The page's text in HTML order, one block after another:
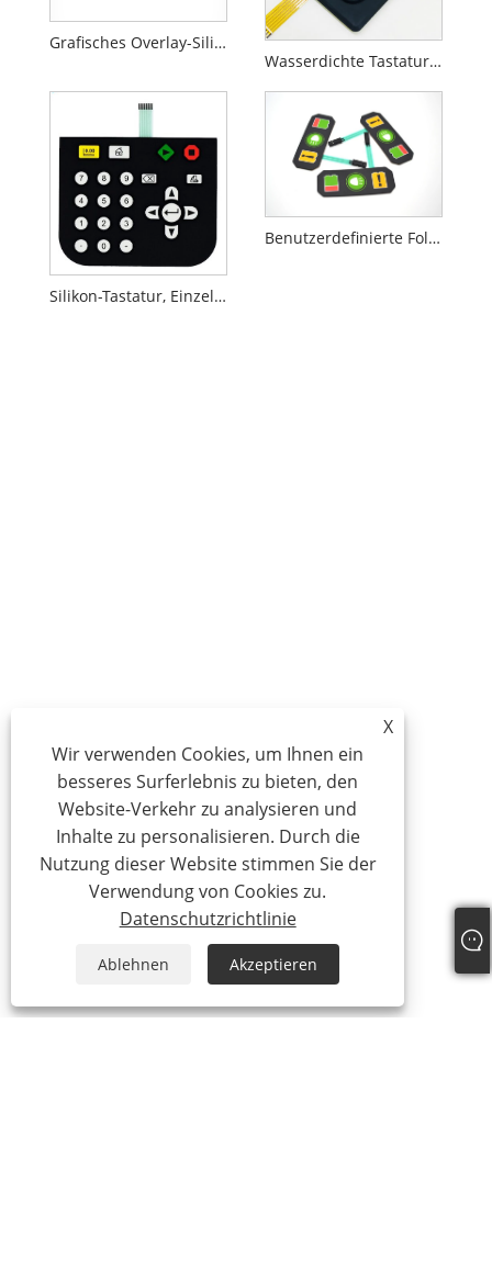
Grafisches Overlay-Silikon
Wasserdichte Tastatur aus Silikonkautschuk-PVC-Folie
Silikon-Tastatur, Einzelpanel, Spielzeugherstellung, Maschinenmodul, Membranschalter
Benutzerdefinierte Folientastatur
X
Wir verwenden Cookies, um Ihnen ein
besseres Surferlebnis zu bieten, den
Website-Verkehr zu analysieren und
Inhalte zu personalisieren. Durch die
Nutzung dieser Website stimmen Sie der
Verwendung von Cookies zu.
Datenschutzrichtlinie
Ablehnen Akzeptieren